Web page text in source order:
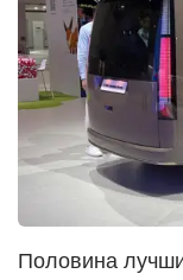
Половина